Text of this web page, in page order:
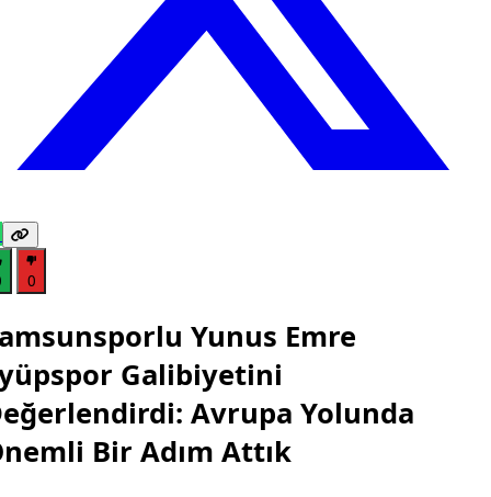
0
Yunus Emre
Galibiyetini
Avrupa Yolunda
Bir Adım Attık